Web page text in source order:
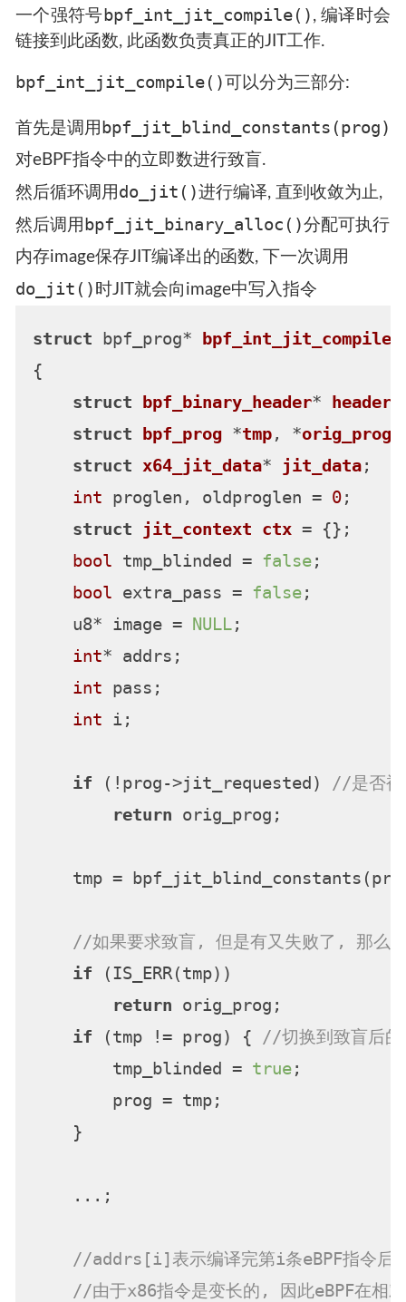
一个强符号bpf_int_jit_compile() , 编译时会
链接到此函数, 此函数负责真正的JIT工作.
bpf_int_jit_compile() 可以分为三部分:
首先是调用 bpf_jit_blind_constants(prog)
对eBPF指令中的立即数进行致盲.
然后循环调用 do_jit()进行编译, 直到收敛为止,
然后调用 bpf_jit_binary_alloc()分配可执行
内存image保存JIT编译出的函数, 下一次调用
do_jit() 时JIT就会向image中写入指令
struct bpf_prog* bpf_int_jit_compile
{
struct bpf_binary_header* header
struct bpf_prog *tmp, *orig_prog
struct x64_jit_data* jit_data;
int proglen, oldproglen = 0;
struct
jit_context ctx = {};
bool tmp_blinded = false;
bool extra_pass = false;
    u8* image =
NULL;
int* addrs;
int pass;
int i;
if (!prog->jit_requested) //是否被
return orig_prog;
tmp =
//如果要求致盲, 但是有又失败了, 那么
if (IS_ERR(tmp))
return orig_prog;
if (tmp != prog) { //切换到致盲后的
        tmp_blinded =
true;
        prog = tmp;
    }
    ...;
//addrs[i]表示编译完第i条eBPF指令
//由于x86指令是变长的, 因此eBPF在相